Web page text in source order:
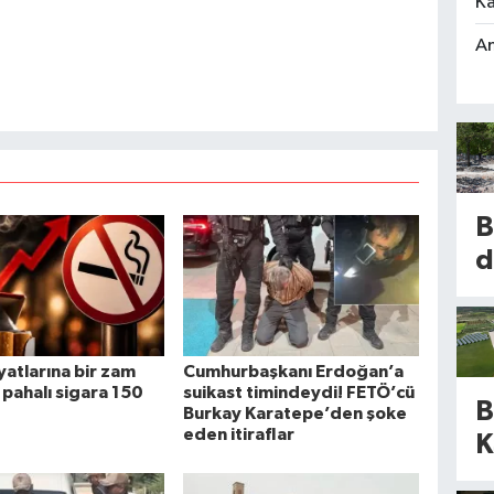
bir zam
sigara 150
Cumhurbaşkanı Erdoğan’a
suikast timindeydi! FETÖ’cü
Burkay Karatepe’den şoke
eden itiraflar
k